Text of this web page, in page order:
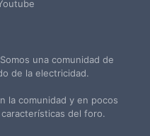
una comunidad de
de la electricidad.
la comunidad y en pocos
del foro.